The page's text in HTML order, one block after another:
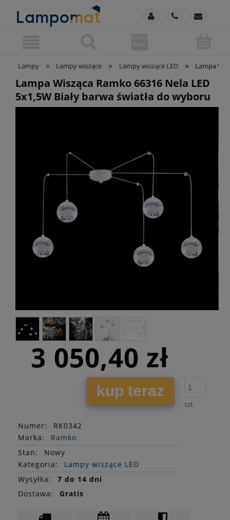
Lampy » Lampy wiszące » Lampy wiszące LED » Lampa
Lampa Wisząca Ramko 66316 Nela LED
5x1,5W Biały barwa światła do wyboru
3 050,40 zł
kup teraz
szt.
Numer:
RK0342
Marka:
Ramko
Stan:
Nowy
Kategoria:
Lampy wiszące LED
Wysyłka:
7 do 14 dni
Dostawa:
Gratis